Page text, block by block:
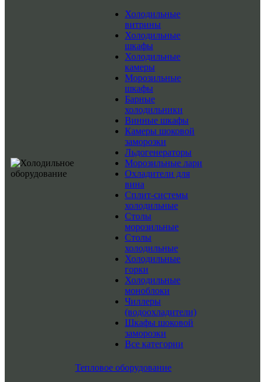
Холодильные
витрины
Холодильные
шкафы
Холодильные
камеры
Морозильные
шкафы
Барные
холодильники
Винные шкафы
Камеры шоковой
заморозки
Льдогенераторы
Морозильные лари
Охладители для
вина
Сплит-системы
холодильные
Столы
морозильные
Столы
холодильные
Холодильные
горки
Холодильные
моноблоки
Чиллеры
(водоохладители)
Шкафы шоковой
заморозки
Все категории
Тепловое оборудование